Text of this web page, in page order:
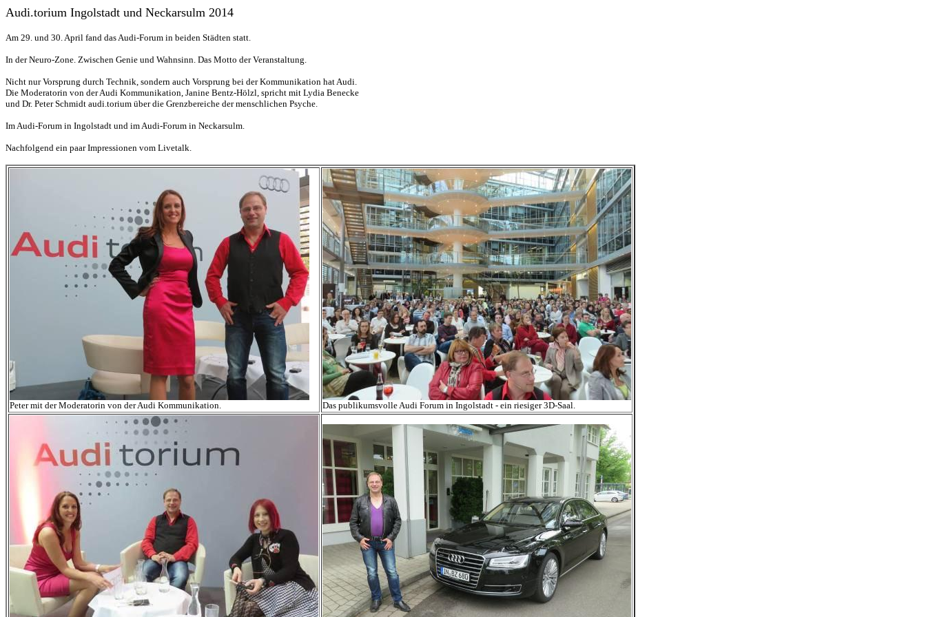
Audi.torium Ingolstadt und Neckarsulm 2014
Am 29. und 30. April fand das Audi-Forum in beiden Städten statt.
In der Neuro-Zone. Zwischen Genie und Wahnsinn. Das Motto der Veranstaltung.
Nicht nur Vorsprung durch Technik, sondern auch Vorsprung bei der Kommunikation hat Audi.
Die Moderatorin von der Audi Kommunikation, Janine Bentz-Hölzl, spricht mit Lydia Benecke
und Dr. Peter Schmidt audi.torium über die Grenzbereiche der menschlichen Psyche.
Im Audi-Forum in Ingolstadt und im Audi-Forum in Neckarsulm.
Nachfolgend ein paar Impressionen vom Livetalk.
Peter mit der Moderatorin von der Audi Kommunikation. Das publikumsvolle Audi Forum in Ingolstadt - ein riesiger 3D-Saal.